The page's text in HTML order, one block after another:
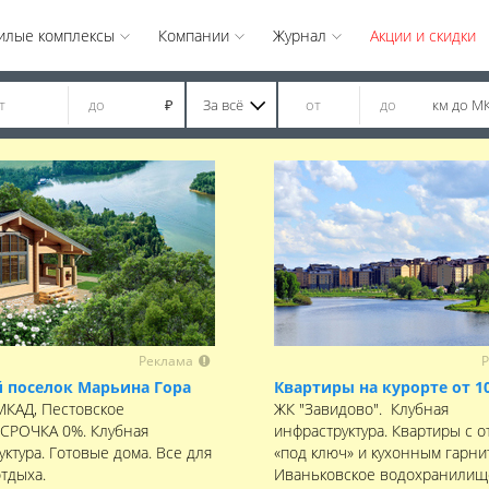
комплексы Компании Журнал Акции и скидки
₽ За всё км до
Реклама
поселок Марьина Гора
Пестовское
0%. Клубная
Готовые дома. Все для
Квартиры на курорте от
ЖК "Завидово". Клубная
инфраструктура. Квартиры с
«под ключ» и кухонным
Иваньковское